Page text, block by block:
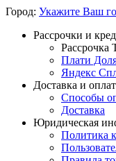
Город: Укажите Ваш
Рассрочки и
Рассрочка
Плати
Яндекс
Доставка и
Способы
Доставка
Юридическая
Политика